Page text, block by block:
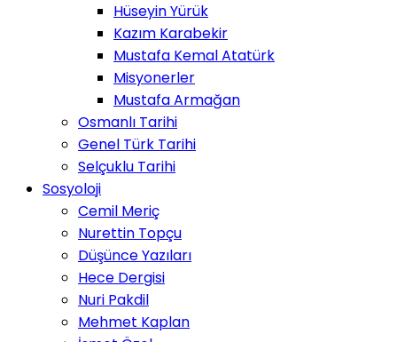
Hüseyin Yürük
Kazım Karabekir
Mustafa Kemal Atatürk
Misyonerler
Mustafa Armağan
Osmanlı Tarihi
Genel Türk Tarihi
Selçuklu Tarihi
Sosyoloji
Cemil Meriç
Nurettin Topçu
Düşünce Yazıları
Hece Dergisi
Nuri Pakdil
Mehmet Kaplan